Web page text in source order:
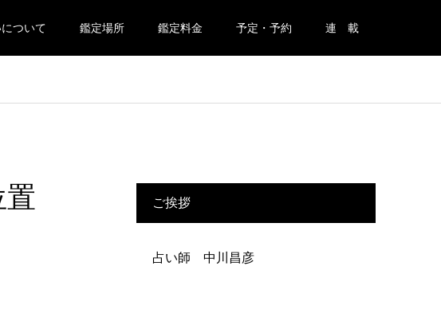
ついて 鑑定場所 鑑定料金 予定・予約 連 載
ご挨拶
占い師 中川昌彦